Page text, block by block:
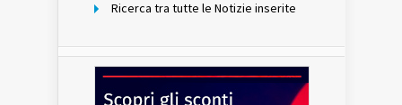
Ricerca tra tutte le Notizie inserite